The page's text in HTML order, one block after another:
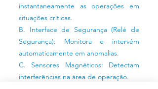
instantaneamente as operações em
situações críticas.
B. Interface de Segurança (Relé de
Segurança): Monitora e intervém
automaticamente em anomalias.
C. Sensores Magnéticos: Detectam
interferências na área de operação.